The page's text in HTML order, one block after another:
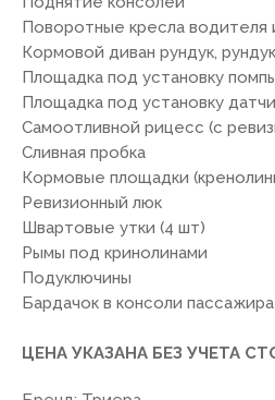
Поворотные кресла водителя
Кормовой диван рундук,
Площадка под установку
Площадка под установку
Самоотливной рицесс (с
Сливная пробка
Кормовые площадки
Ревизионный люк
Швартовые утки (4 шт)
Рымы под кринолинами
Подуключины
Бардачок в консоли пассажира
ЦЕНА УКАЗАНА БЕЗ УЧЕТА
ПОКУПАТЕЛЯМ
Рассрочка
Доставка
ИНФОРМАЦИЯ
Пользовательское соглашение
Адрес: г.
Адмирала